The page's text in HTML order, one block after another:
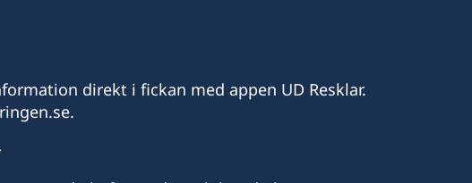
i Colombo
direkt i fickan med appen UD Resklar.